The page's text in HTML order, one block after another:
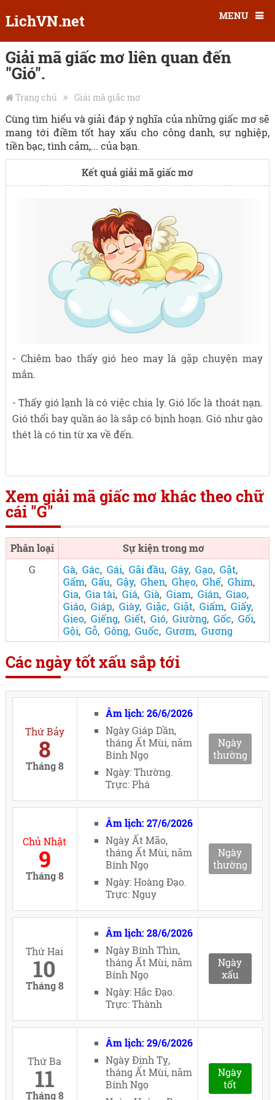
LichVN.net MENU
Giải mã giấc mơ liên quan đến
"Gió".
Trang chủ Giải mã giấc mơ
Cùng tìm hiểu và giải đáp ý nghĩa của những giấc mơ sẽ
mang tới điềm tốt hay xấu cho công danh, sự nghiệp,
tiền bạc, tình cảm,... của bạn.
Kết quả giải mã giấc mơ
- Chiêm bao thấy gió heo may là gặp chuyện may
mắn.
- Thấy gió lạnh là có việc chia ly. Gió lốc là thoát nạn.
Gió thổi bay quần áo là sắp có bịnh hoạn. Gió như gào
thét là có tin từ xa về đến.
Xem giải mã giấc mơ khác theo chữ
cái "G"
Phân loại
Sự kiện trong mơ
G
Gà, Gác, Gái, Gãi đầu, Gáy, Gạo, Gặt,
Gấm, Gấu, Gậy, Ghen, Ghẹo, Ghế, Ghim,
Gia, Gia tài, Giá, Già, Giam, Gián, Giao,
Giáo, Giáp, Giày, Giặc, Giặt, Giấm, Giấy,
Gieo, Giếng, Giết, Gió, Giường, Gốc, Gối,
Gội, Gỗ, Gông, Guốc, Gươm, Gương
Các ngày tốt xấu sắp tới
Thứ Bảy
8
Tháng 8
Âm lịch: 26/6/2026
Ngày Giáp Dần,
tháng Ất Mùi, năm
Bính Ngọ
Ngày: Thường.
Trực: Phá
Ngày
thường
Chủ Nhật
9
Tháng 8
Âm lịch: 27/6/2026
Ngày Ất Mão,
tháng Ất Mùi, năm
Bính Ngọ
Ngày: Hoàng Đạo.
Trực: Nguy
Ngày
thường
Thứ Hai
10
Tháng 8
Âm lịch: 28/6/2026
Ngày Bính Thìn,
tháng Ất Mùi, năm
Bính Ngọ
Ngày: Hắc Đạo.
Trực: Thành
Ngày
xấu
Thứ Ba
11
Tháng 8
Âm lịch: 29/6/2026
Ngày Đinh Tỵ,
tháng Ất Mùi, năm
Bính Ngọ
Ngày
tốt